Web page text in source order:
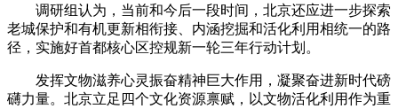
调研组认为，当前和今后一段时间，北京还应进一步探索
老城保护和有机更新相衔接、内涵挖掘和活化利用相统一的路
径，实施好首都核心区控规新一轮三年行动计划。
发挥文物滋养心灵振奋精神巨大作用，凝聚奋进新时代磅
礴力量。北京立足四个文化资源禀赋，以文物活化利用作为重